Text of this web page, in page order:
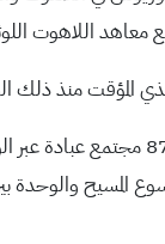
الكنيسة الإنجيلية اللوثرية في أمريكا واحدة من أكبر الطوائف
المسيح والوحدة